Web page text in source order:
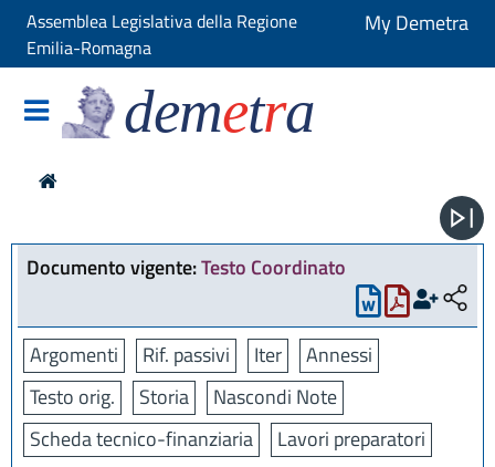
Assemblea Legislativa della Regione
Emilia-Romagna
My Demetra
demetra
Documento vigente:Testo Coordinato
Argomenti Rif. passivi Iter
Annessi
Testo orig.
Storia
Nascondi Note
Scheda tecnico-finanziaria
Lavori preparatori